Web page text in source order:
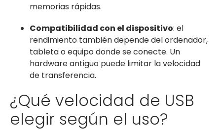
memorias rápidas.
Compatibilidad con el dispositivo: el
rendimiento también depende del ordenador,
tableta o equipo donde se conecte. Un
hardware antiguo puede limitar la velocidad
de transferencia.
¿Qué velocidad de USB
elegir según el uso?